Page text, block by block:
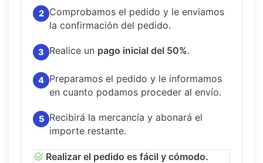
2
Comprobamos el pedido y le enviamos
la confirmación del pedido.
3 Realice un pago inicial del 50%.
4 Preparamos el pedido y le informamos
en cuanto podamos proceder al envío.
5
Recibirá la mercancía y abonará el
importe restante.
Realizar el pedido es fácil y cómodo.